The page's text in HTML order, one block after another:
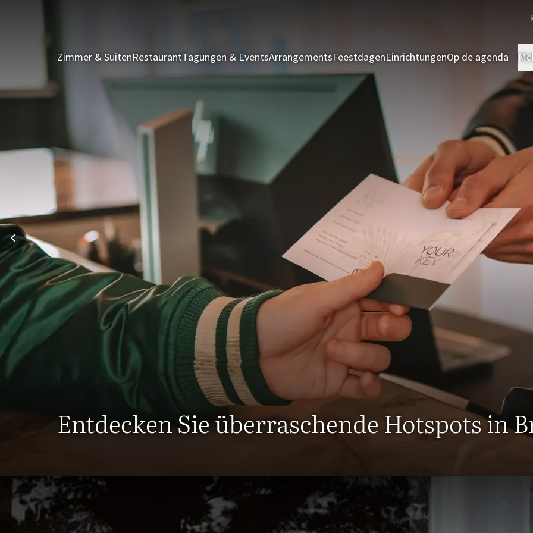
Zimmer & SuitenRestaurantTagungen & EventsArrangementsFeestdagenEinrichtungenOp de agenda
Entdecken Sie überraschende Hotspots in
Alles Wissenswerte über uns und Breda!